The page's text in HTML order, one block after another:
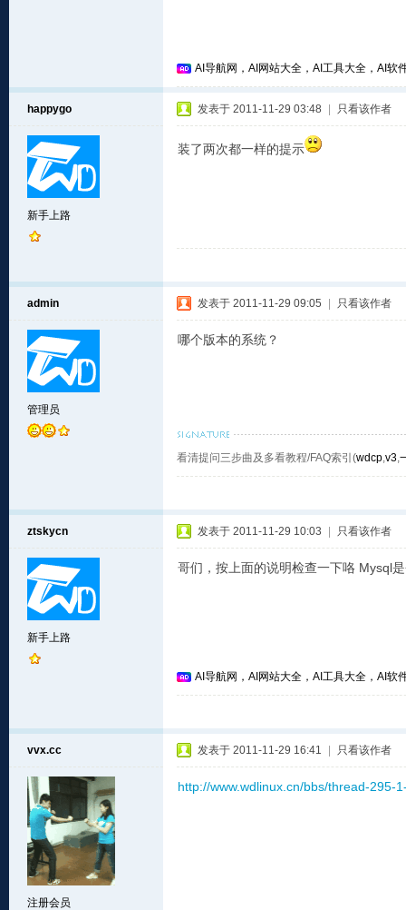
AI导航网，AI网站大全，AI工具大全，AI软
happygo
新手上路
发表于 2011-11-29 03:48 只看该作者
装了两次都一样的提示
admin
管理员
发表于 2011-11-29 09:05 只看该作者
哪个版本的系统？
看清提问三步曲及多看教程/FAQ索引(wdcp,v3,
ztskycn
新手上路
发表于 2011-11-29 10:03 只看该作者
哥们，按上面的说明检查一下咯 Mysql
AI导航网，AI网站大全，AI工具大全，AI软
vvx.cc
注册会员
发表于 2011-11-29 16:41 只看该作者
http://www.wdlinux.cn/bbs/thread-295-